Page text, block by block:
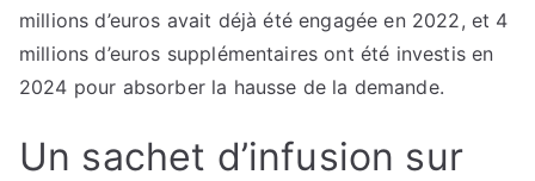
millions d’euros avait déjà été engagée en 2022, et 4
millions d’euros supplémentaires ont été investis en
2024 pour absorber la hausse de la demande.
Un sachet d’infusion sur